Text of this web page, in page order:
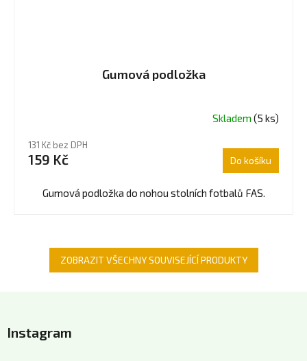
Gumová podložka
produktu
je
Skladem(5 ks)
131 Kč bez DPH
159 Kč Do košíku
Gumová podložka do nohou stolních fotbalů FAS.
ZOBRAZIT VŠECHNY SOUVISEJÍCÍ PRODUKTY
pInstagram